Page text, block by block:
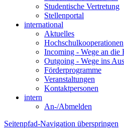
Studentische Vertretung
Stellenportal
international
Aktuelles
Hochschulkooperationen
Incoming - Wege an
Outgoing - Wege ins
Förderprogramme
Veranstaltungen
Kontaktpersonen
intern
An-/Abmelden
Seitenpfad-Navigation überspringen